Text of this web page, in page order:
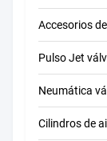
de los
sistemas
de
seguridad
de los
sistemas
Accesorios
Pulso Jet
Neumática
Cilindros de